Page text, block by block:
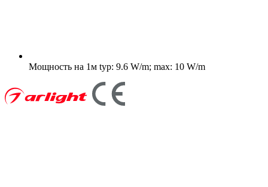
Мощность на 1м typ: 9.6 W/m; max: 10 W/m